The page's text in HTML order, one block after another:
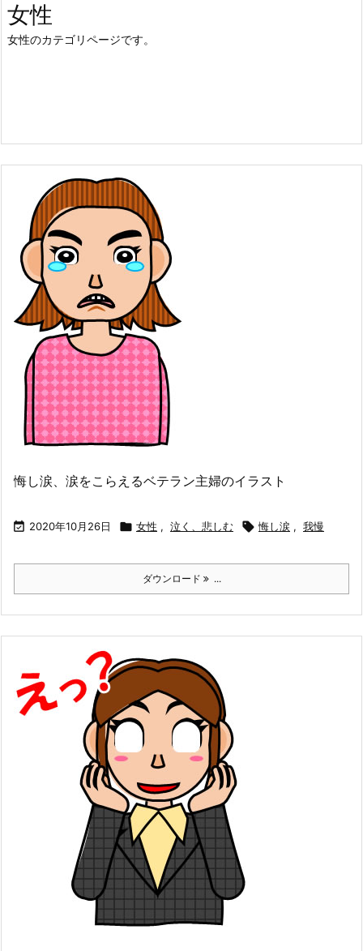
女性
女性のカテゴリページです。
悔し涙、涙をこらえるベテラン主婦のイラスト
 2020年10月26日  女性 , 泣く、悲しむ  悔し涙 , 我慢
ダウンロード ...